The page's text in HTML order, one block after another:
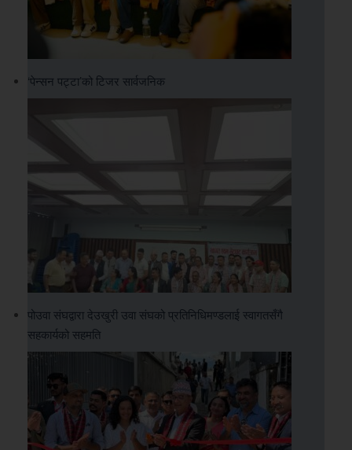
‘पेन्सन पट्टा’को टिजर सार्वजनिक
पोउवा संघद्वारा देउखुरी उवा संघको प्रतिनिधिमण्डलाई स्वागतसँगै
सहकार्यको सहमति